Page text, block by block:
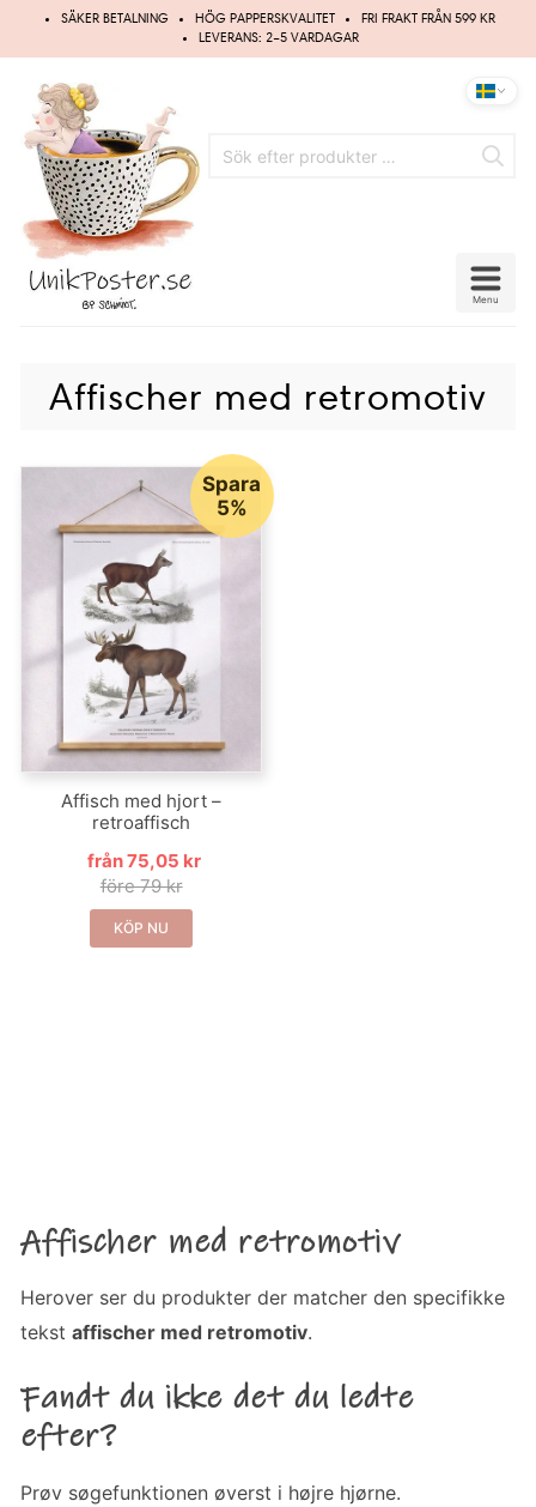
Hoppa
SÄKER BETALNING HÖG PAPPERSKVALITET
FRI FRAKT FRÅN 599 KR
LEVERANS: 2–5 VARDAGAR
Menu
Affischer med retromotiv
Affisch med hjort –
retroaffisch
från 75,05 kr
före 79 kr
Spara
5%
KÖP NU
Affischer med retromotiv
Herover ser du produkter der matcher den specifikke
tekstaffischer med retromotiv.
Fandt du ikke det du ledte
efter?
Prøv søgefunktionen øverst i højre hjørne.